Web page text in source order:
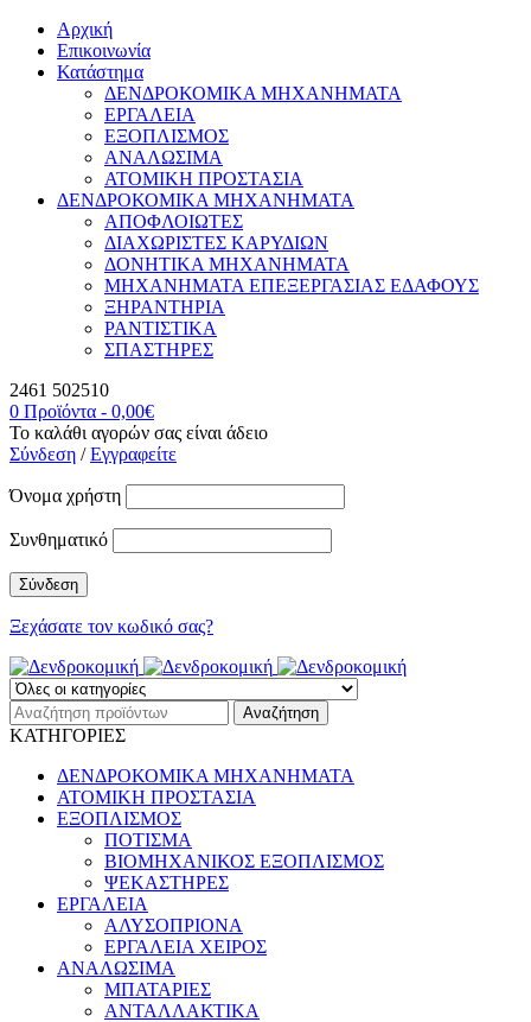
Αρχική
Επικοινωνία
Κατάστημα
ΔΕΝΔΡΟΚΟΜΙΚΑ ΜΗΧΑΝΗΜΑΤΑ
ΕΡΓΑΛΕΙΑ
ΕΞΟΠΛΙΣΜΟΣ
ΑΝΑΛΩΣΙΜΑ
ΑΤΟΜΙΚΗ ΠΡΟΣΤΑΣΙΑ
ΔΕΝΔΡΟΚΟΜΙΚΑ ΜΗΧΑΝΗΜΑΤΑ
ΑΠΟΦΛΟΙΩΤΕΣ
ΔΙΑΧΩΡΙΣΤΕΣ ΚΑΡΥΔΙΩΝ
ΔΟΝΗΤΙΚΑ ΜΗΧΑΝΗΜΑΤΑ
ΜΗΧΑΝΗΜΑΤΑ ΕΠΕΞΕΡΓΑΣΙΑΣ ΕΔΑΦΟΥΣ
ΞΗΡΑΝΤΗΡΙΑ
ΡΑΝΤΙΣΤΙΚΑ
ΣΠΑΣΤΗΡΕΣ
2461 502510
0 Προϊόντα - 0,00€
Το καλάθι αγορών σας είναι άδειο
Σύνδεση /Εγγραφείτε
Όνομα χρήστη
Συνθηματικό
Ξεχάσατε τον κωδικό σας?
ΚΑΤΗΓΟΡΙΕΣ
ΔΕΝΔΡΟΚΟΜΙΚΑ ΜΗΧΑΝΗΜΑΤΑ
ΑΤΟΜΙΚΗ ΠΡΟΣΤΑΣΙΑ
ΕΞΟΠΛΙΣΜΟΣ
ΠΟΤΙΣΜΑ
ΒΙΟΜΗΧΑΝΙΚΟΣ ΕΞΟΠΛΙΣΜΟΣ
ΨΕΚΑΣΤΗΡΕΣ
ΕΡΓΑΛΕΙΑ
ΑΛΥΣΟΠΡΙΟΝΑ
ΕΡΓΑΛΕΙΑ ΧΕΙΡΟΣ
ΑΝΑΛΩΣΙΜΑ
ΜΠΑΤΑΡΙΕΣ
ΑΝΤΑΛΛΑΚΤΙΚΑ